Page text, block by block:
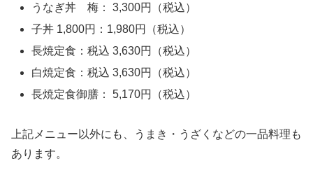
うなぎ丼 梅： 3,300円（税込）
子丼 1,800円：1,980円（税込）
長焼定食：税込 3,630円（税込）
白焼定食：税込 3,630円（税込）
長焼定食御膳： 5,170円（税込）
上記メニュー以外にも、うまき・うざくなどの一品料理も
あります。